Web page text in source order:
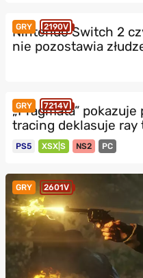
GRY 2190V
Nintendo Switch 2
nie pozostawia
GRY 7214V
„Pragmata”
tracing deklasuje ray
PS5 XSX|S NS2 PC
GRY 2601V